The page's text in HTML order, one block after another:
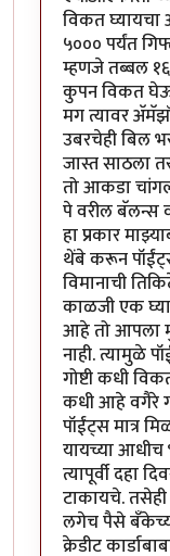
विकत घ्यायचा
५००० पर्यंत
म्हणजे तब्बल
कुपन विकत
मग त्यावर
उबरचेही बिल
जास्त साठला
तो आकडा
पे वरील बॅलन्स
हा प्रकार
थेंबे करून
विमानाची
काळजी एक
आहे तो आपला
नाही. त्यामुळे
गोष्टी कधी
कधी आहे वगैरे
पॉईंट्स मात्र
यायच्या आधीच
त्यापूर्वी दहा
टाकायचे.
लगेच पैसे
क्रेडीट